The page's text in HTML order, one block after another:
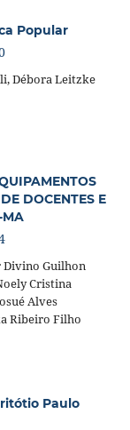
Popular
Débora Leitzke
DOCENTES E
MA
Divino Guilhon
Cristina
Alves
Ribeiro Filho
Paulo